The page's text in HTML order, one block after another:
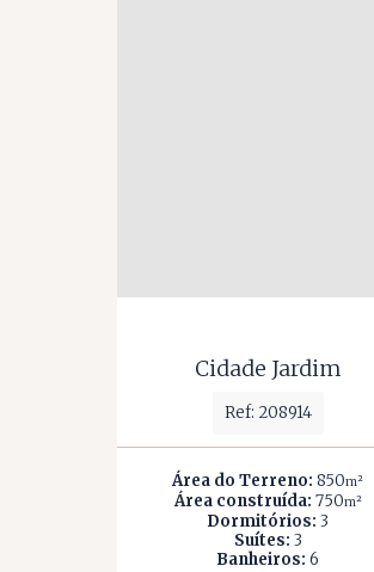
Cidade Jardim
Ref: 208914
Área do Terreno: 850m²
Área construída: 750m²
Dormitórios: 3
Suítes: 3
Banheiros: 6